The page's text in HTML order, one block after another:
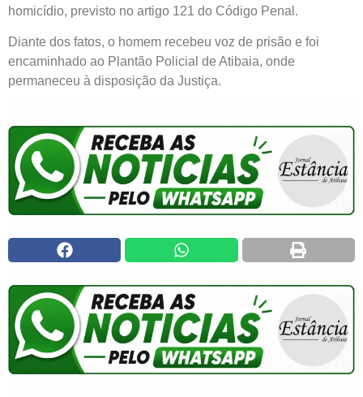
homicídio, previsto no artigo 121 do Código Penal.
Diante dos fatos, o homem recebeu voz de prisão e foi
encaminhado ao Plantão Policial de Atibaia, onde
permaneceu à disposição da Justiça.